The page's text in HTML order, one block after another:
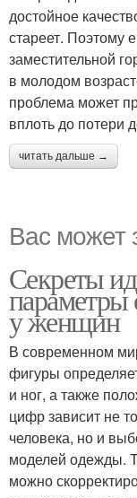
достойное
стареет. Поэтому
заместительной
в молодом
проблема может
вплоть до потери
читать дальше →
Вас может
Секреты
параметры
у женщин
В современном
фигуры
и ног, а также
цифр зависит не
человека, но и
моделей одежды.
можно